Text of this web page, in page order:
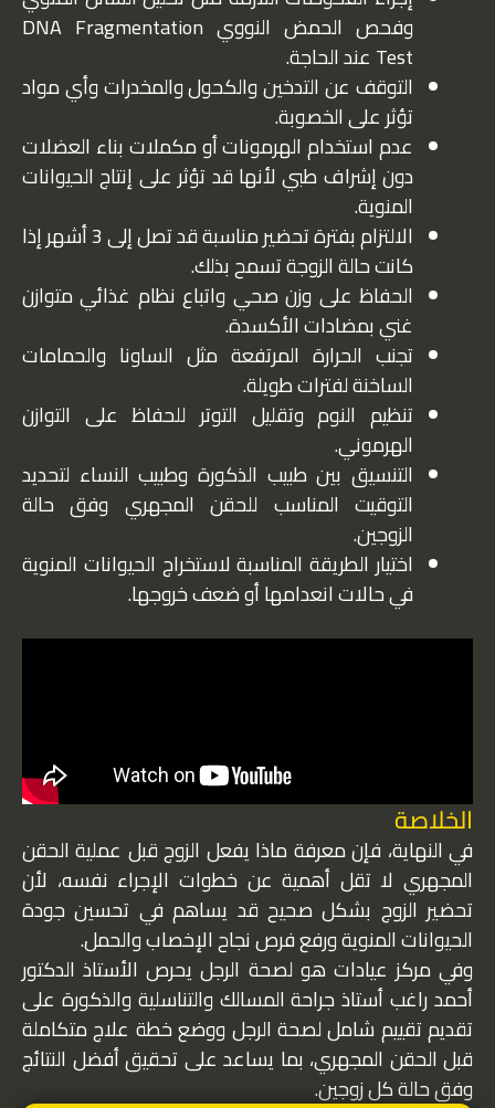
وفحص الحمض النووي DNA Fragmentation
Test عند الحاجة.
التوقف عن التدخين والكحول والمخدرات وأي مواد
تؤثر على الخصوبة.
عدم استخدام الهرمونات أو مكملات بناء العضلات
دون إشراف طبي لأنها قد تؤثر على إنتاج الحيوانات
المنوية.
الالتزام بفترة تحضير مناسبة قد تصل إلى 3 أشهر إذا
كانت حالة الزوجة تسمح بذلك.
الحفاظ على وزن صحي واتباع نظام غذائي متوازن
غني بمضادات الأكسدة.
تجنب الحرارة المرتفعة مثل الساونا والحمامات
الساخنة لفترات طويلة.
تنظيم النوم وتقليل التوتر للحفاظ على التوازن
الهرموني.
التنسيق بين طبيب الذكورة وطبيب النساء لتحديد
التوقيت المناسب للحقن المجهري وفق حالة
الزوجين.
اختيار الطريقة المناسبة لاستخراج الحيوانات المنوية
في حالات انعدامها أو ضعف خروجها.
الخلاصة
في النهاية، فإن معرفة ماذا يفعل الزوج قبل عملية الحقن
المجهري لا تقل أهمية عن خطوات الإجراء نفسه، لأن
تحضير الزوج بشكل صحيح قد يساهم في تحسين جودة
الحيوانات المنوية ورفع فرص نجاح الإخصاب والحمل.
وفي مركز عيادات هو لصحة الرجل يحرص الأستاذ الدكتور
أحمد راغب أستاذ جراحة المسالك والتناسلية والذكورة على
تقديم تقييم شامل لصحة الرجل ووضع خطة علاج متكاملة
قبل الحقن المجهري، بما يساعد على تحقيق أفضل النتائج
وفق حالة كل زوجين.